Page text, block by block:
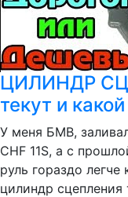
ЦИЛИНДР
текут и
У меня БМВ,
CHF 11S, а с
руль гораздо
цилиндр